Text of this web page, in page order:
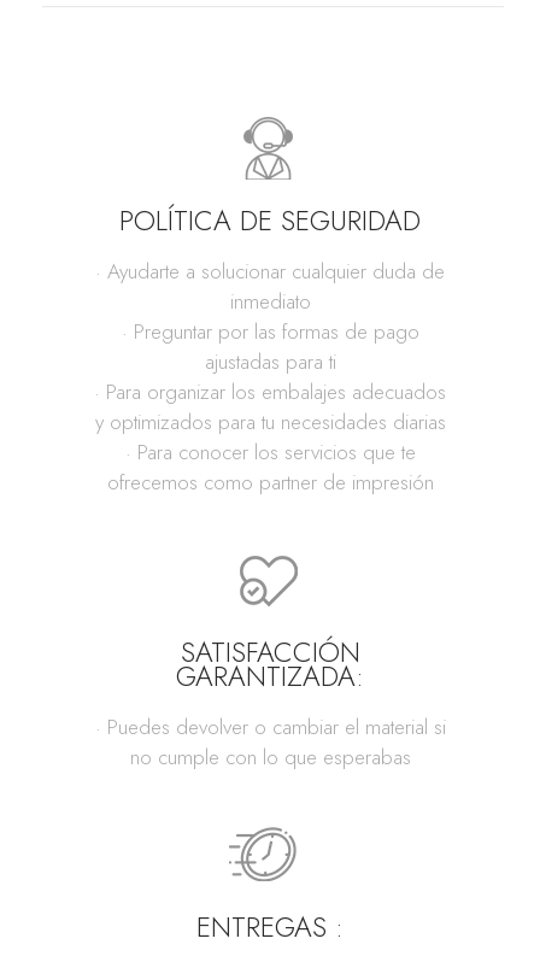
POLÍTICA DE SEGURIDAD
· Ayudarte a solucionar cualquier duda de
inmediato
· Preguntar por las formas de pago
ajustadas para ti
· Para organizar los embalajes adecuados
y optimizados para tu necesidades diarias
· Para conocer los servicios que te
ofrecemos como partner de impresión
SATISFACCIÓN
GARANTIZADA:
· Puedes devolver o cambiar el material si
no cumple con lo que esperabas
ENTREGAS :